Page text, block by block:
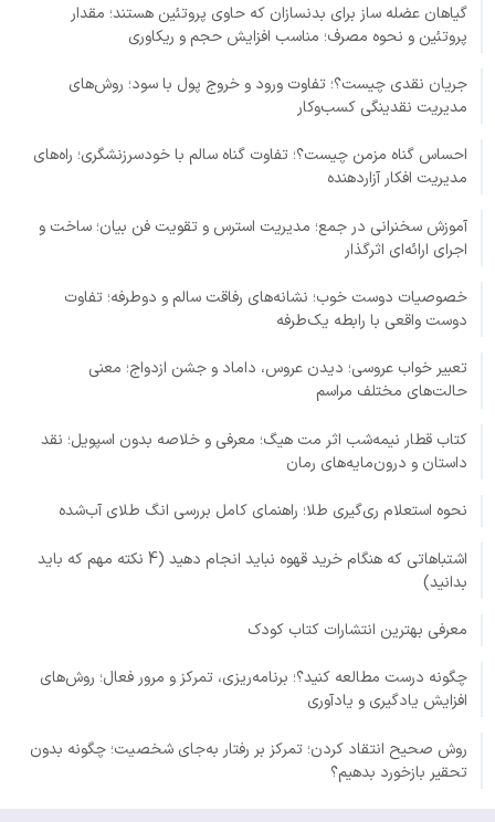
گیاهان عضله ساز برای بدنسازان که حاوی پروتئین هستند؛ مقدار
پروتئین و نحوه مصرف؛ مناسب افزایش حجم و ریکاوری
جریان نقدی چیست؟؛ تفاوت ورود و خروج پول با سود؛ روش‌های
مدیریت نقدینگی کسب‌وکار
احساس گناه مزمن چیست؟؛ تفاوت گناه سالم با خودسرزنشگری؛ راه‌های
مدیریت افکار آزاردهنده
آموزش سخنرانی در جمع؛ مدیریت استرس و تقویت فن بیان؛ ساخت و
اجرای ارائه‌ای اثرگذار
خصوصیات دوست خوب؛ نشانه‌های رفاقت سالم و دوطرفه؛ تفاوت
دوست واقعی با رابطه یک‌طرفه
تعبیر خواب عروسی؛ دیدن عروس، داماد و جشن ازدواج؛ معنی
حالت‌های مختلف مراسم
کتاب قطار نیمه‌شب اثر مت هیگ؛ معرفی و خلاصه بدون اسپویل؛ نقد
داستان و درون‌مایه‌های رمان
نحوه استعلام ری‌گیری طلا؛ راهنمای کامل بررسی انگ طلای آب‌شده
اشتباهاتی که هنگام خرید قهوه نباید انجام دهید (4 نکته مهم که باید
بدانید)
معرفی بهترین انتشارات کتاب کودک
چگونه درست مطالعه کنید؟؛ برنامه‌ریزی، تمرکز و مرور فعال؛ روش‌های
افزایش یادگیری و یادآوری
روش صحیح انتقاد کردن؛ تمرکز بر رفتار به‌جای شخصیت؛ چگونه بدون
تحقیر بازخورد بدهیم؟